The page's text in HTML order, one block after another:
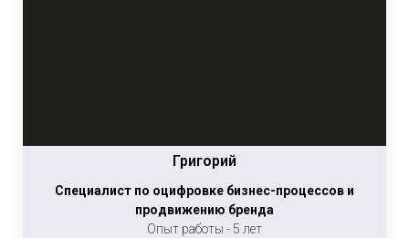
Григорий
Специалист по оцифровке бизнес-процессов и
продвижению бренда
Опыт работы - 5 лет